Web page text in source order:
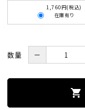
1,760円(税込)
在庫有り
数量 －
shopping_cart